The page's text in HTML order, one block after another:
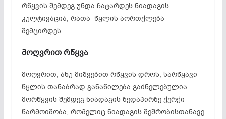
რწყვის შემდეგ უნდა ჩატარდეს ნიადაგის
კულტივაცია, რათა წყლის აორთქლება
შემცირდეს.
მოღვრითრწყვა
მოღვრით, ანუ მიშვებით რწყვის დროს, სარწყავი
წყლის თანაბრად განაწილება გაძნელებულია.
მორწყვის შემდეგ ნიადაგის ზედაპირზე ქერქი
წარმოიშობა, რომელიც ნიადაგის შეშრობისთანავე